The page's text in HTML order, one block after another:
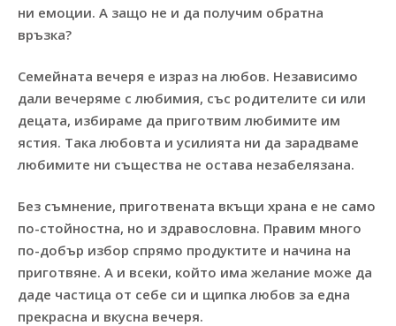
ни емоции. А защо не и да получим обратна
връзка?
Семейната вечеря е израз на любов. Независимо
дали вечеряме с любимия, със родителите си или
децата, избираме да приготвим любимите им
ястия. Така любовта и усилията ни да зарадваме
любимите ни същества не остава незабелязана.
Без съмнение, приготвената вкъщи храна е не само
по-стойностна, но и здравословна. Правим много
по-добър избор спрямо продуктите и начина на
приготвяне. А и всеки, който има желание може да
даде частица от себе си и щипка любов за една
прекрасна и вкусна вечеря.